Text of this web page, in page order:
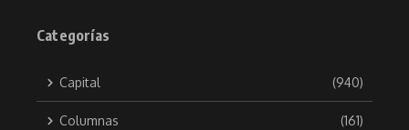
Categorías
Capital (940)
Columnas (161)